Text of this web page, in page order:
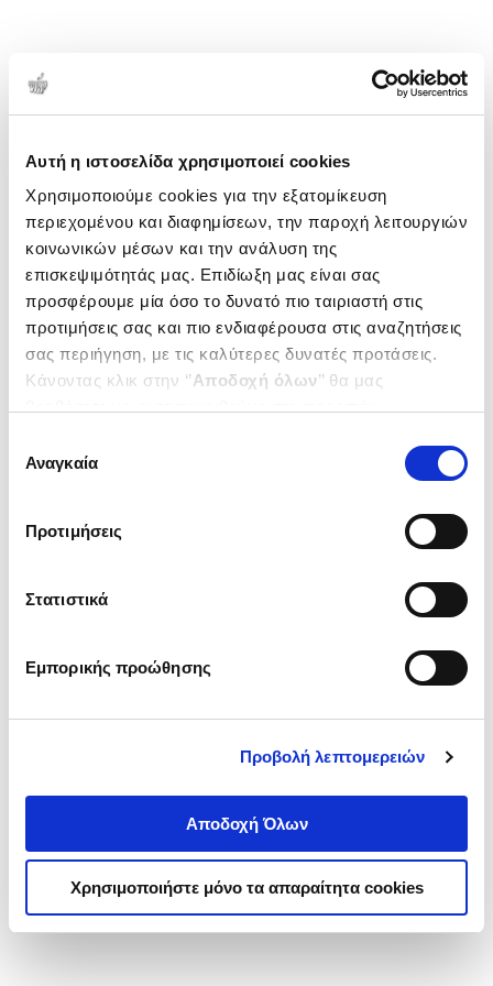
Αυτή η ιστοσελίδα χρησιμοποιεί cookies
Χρησιμοποιούμε cookies για την εξατομίκευση
περιεχομένου και διαφημίσεων, την παροχή λειτουργιών
κοινωνικών μέσων και την ανάλυση της
επισκεψιμότητάς μας. Επιδίωξη μας είναι σας
προσφέρουμε μία όσο το δυνατό πιο ταιριαστή στις
προτιμήσεις σας και πιο ενδιαφέρουσα στις αναζητήσεις
σας περιήγηση, με τις καλύτερες δυνατές προτάσεις.
Κάνοντας κλικ στην ‘’Αποδοχή όλων’’ θα μας
ενδιαφέρουν και να επιλέξετε από τα παρακάτω με την
΄΄και να ενημερωθείτε σχετικά με
συγκατάθεσης
Αναγκαία
Προτιμήσεις
Στατιστικά
Εμπορικής προώθησης
Προβολή λεπτομερειών
Αποδοχή Όλων
Χρησιμοποιήστε μόνο τα απαραίτητα cookies